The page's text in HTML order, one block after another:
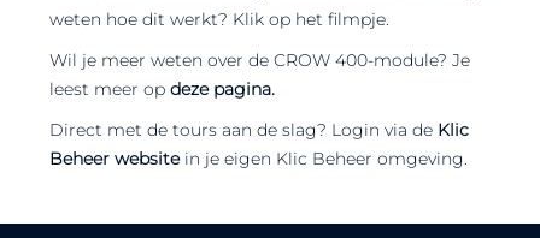
weten hoe dit werkt? Klik op het filmpje.
Wil je meer weten over de CROW 400-module? Je
leest meer op deze pagina.
Direct met de tours aan de slag? Login via de Klic
Beheer websitein je eigen Klic Beheer omgeving.